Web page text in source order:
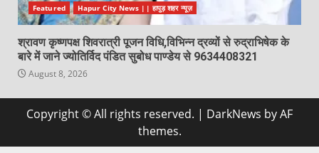
Featured Hapur City News || हापुड़ शहर न्यूज़
श्रावण कृष्णपक्ष शिवरात्री पूजन विधि,विभिन्न द्रव्यों से रुद्राभिषेक के
बारे में जाने ज्योतिर्विद पंडित सुबोध पाण्डेय से 9634408321
August 8, 2026
Copyright © All rights reserved. | DarkNews by AF
themes.